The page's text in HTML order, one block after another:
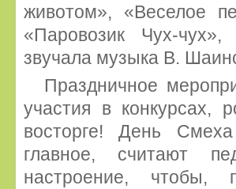
животом», «Веселое
«Паровозик Чух-
звучала музыка В.
Праздничное
участия в конкурсах,
восторге! День
главное, считают
настроение, чтобы,